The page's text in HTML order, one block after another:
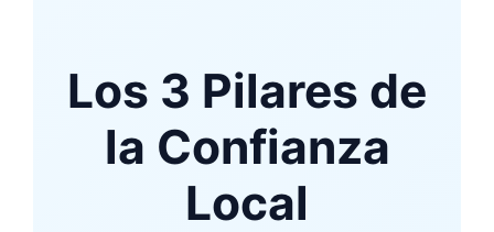
Los 3 Pilares de
la Confianza
Local